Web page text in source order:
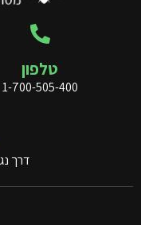
טלפון
1-700-505-400
דרך נגבה 71,